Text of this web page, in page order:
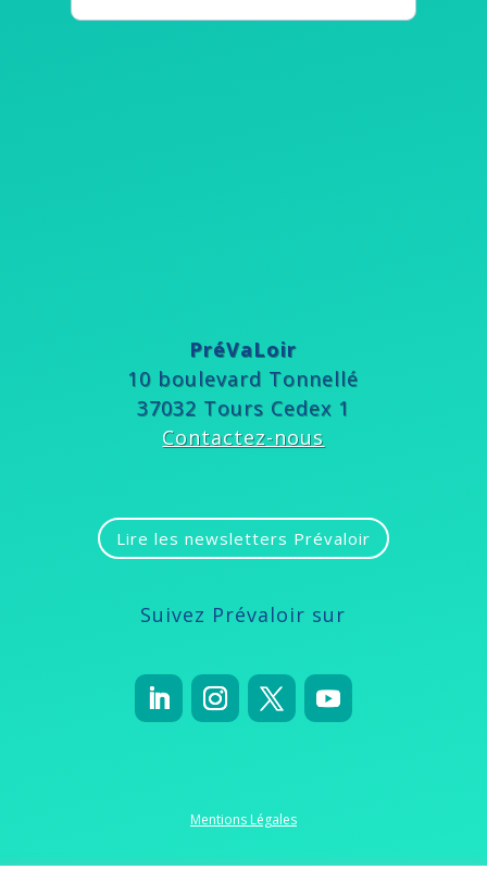
PréVaLoir
10 boulevard Tonnellé
37032 Tours Cedex 1
Contactez-nous
Lire les newsletters Prévaloir
Suivez Prévaloir sur
Mentions Légales